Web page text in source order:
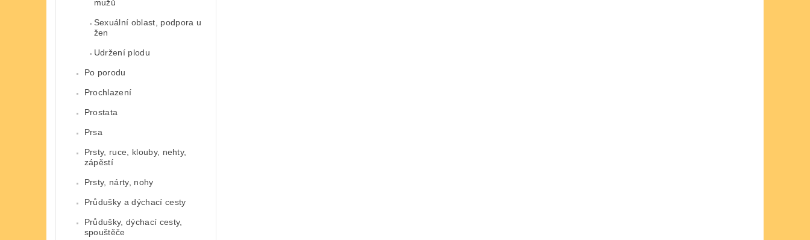
mužů
Sexuální oblast, podpora u
žen
Udržení plodu
Po porodu
Prochlazení
Prostata
Prsa
Prsty, ruce, klouby, nehty,
zápěstí
Prsty, nárty, nohy
Průdušky a dýchací cesty
Průdušky, dýchací cesty,
spouštěče